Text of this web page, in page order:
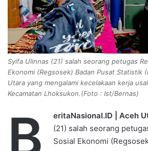
i
Syifa Ulinnas (21) salah seorang petugas
Ekonomi (Regsosek) Badan Pusat Statistik
Utara yang mengalami kecelakaan kerja
Kecamatan Lhoksukon.(Foto : Ist/Bernas)
B eritaNasional.ID | Aceh
(21) salah seorang
Sosial Ekonomi